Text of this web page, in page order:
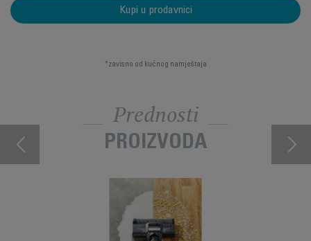
Kupi u prodavnici
*zavisno od kućnog namještaja
Prednosti
PROIZVODA